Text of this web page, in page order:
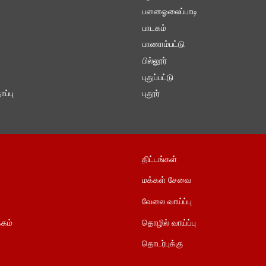
பனைஓலைப்பாடி
பாடகம்
பாணாம்பட்டு
பில்லூர்
புதுப்பட்டு
புதூர்
திட்டங்கள்
மக்கள் சேவை
வேலை வாய்ப்பு
தொழில் வாய்ப்பு
தொடர்புக்கு